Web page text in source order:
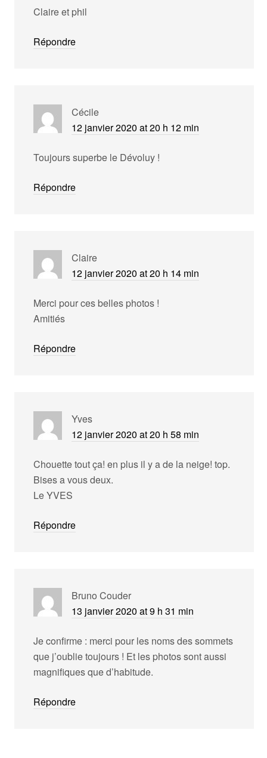
Claire et phil
Répondre
Cécile
12 janvier 2020 at 20 h 12 min
Toujours superbe le Dévoluy !
Répondre
Claire
12 janvier 2020 at 20 h 14 min
Merci pour ces belles photos !
Amitiés
Répondre
Yves
12 janvier 2020 at 20 h 58 min
Chouette tout ça! en plus il y a de la neige! top.
Bises a vous deux.
Le YVES
Répondre
Bruno Couder
13 janvier 2020 at 9 h 31 min
Je confirme : merci pour les noms des sommets
que j’oublie toujours ! Et les photos sont aussi
magnifiques que d’habitude.
Répondre